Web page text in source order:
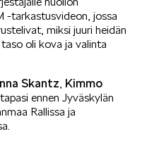
-tarkastusvideon, jossa
miksi juuri heidän
oli kova ja valinta
Skantz, Kimmo
ennen Jyväskylän
Rallissa ja